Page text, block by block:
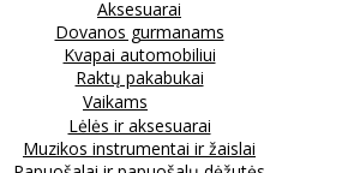
Aksesuarai
Dovanos gurmanams
Kvapai automobiliui
Raktų pakabukai
Vaikams
Lėlės ir aksesuarai
Muzikos instrumentai ir žaislai